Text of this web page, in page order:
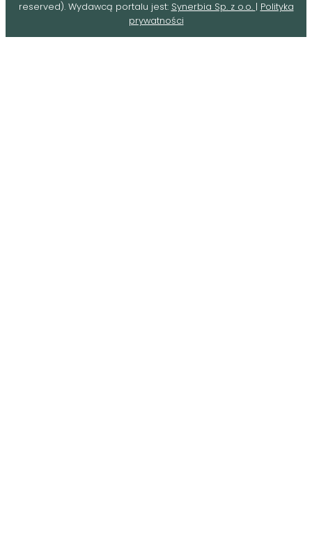
reserved). Wydawcą portalu jest: Synerbia Sp. z o.o. | Polityka
prywatności